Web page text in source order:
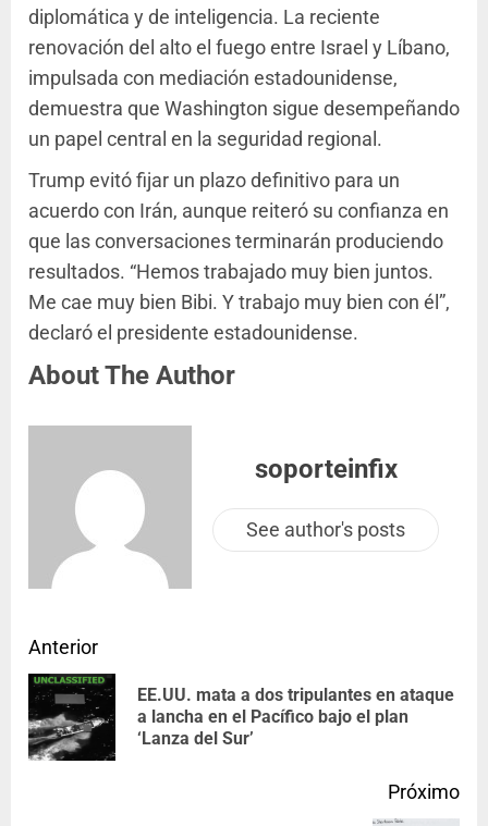
diplomática y de inteligencia. La reciente
renovación del alto el fuego entre Israel y Líbano,
impulsada con mediación estadounidense,
demuestra que Washington sigue desempeñando
un papel central en la seguridad regional.
Trump evitó fijar un plazo definitivo para un
acuerdo con Irán, aunque reiteró su confianza en
que las conversaciones terminarán produciendo
resultados. “Hemos trabajado muy bien juntos.
Me cae muy bien Bibi. Y trabajo muy bien con él”,
declaró el presidente estadounidense.
About The Author
soporteinfix
See author's posts
Anterior
EE.UU. mata a dos tripulantes en ataque
a lancha en el Pacífico bajo el plan
‘Lanza del Sur’
Próximo